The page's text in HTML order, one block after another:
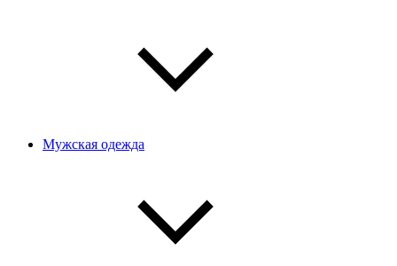
Мужская одежда